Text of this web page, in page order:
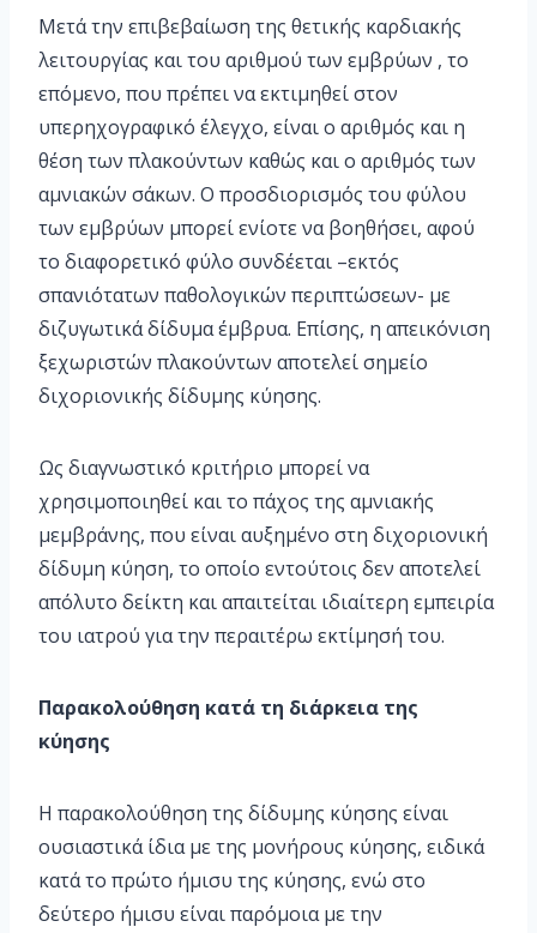
Μετά την επιβεβαίωση της θετικής καρδιακής
λειτουργίας και του αριθμού των εμβρύων , το
επόμενο, που πρέπει να εκτιμηθεί στον
υπερηχογραφικό έλεγχο, είναι ο αριθμός και η
θέση των πλακούντων καθώς και ο αριθμός των
αμνιακών σάκων. Ο προσδιορισμός του φύλου
των εμβρύων μπορεί ενίοτε να βοηθήσει, αφού
το διαφορετικό φύλο συνδέεται –εκτός
σπανιότατων παθολογικών περιπτώσεων- με
διζυγωτικά δίδυμα έμβρυα. Επίσης, η απεικόνιση
ξεχωριστών πλακούντων αποτελεί σημείο
διχοριονικής δίδυμης κύησης.
Ως διαγνωστικό κριτήριο μπορεί να
χρησιμοποιηθεί και το πάχος της αμνιακής
μεμβράνης, που είναι αυξημένο στη διχοριονική
δίδυμη κύηση, το οποίο εντούτοις δεν αποτελεί
απόλυτο δείκτη και απαιτείται ιδιαίτερη εμπειρία
του ιατρού για την περαιτέρω εκτίμησή του.
Παρακολούθηση κατά τη διάρκεια της
κύησης
Η παρακολούθηση της δίδυμης κύησης είναι
ουσιαστικά ίδια με της μονήρους κύησης, ειδικά
κατά το πρώτο ήμισυ της κύησης, ενώ στο
δεύτερο ήμισυ είναι παρόμοια με την